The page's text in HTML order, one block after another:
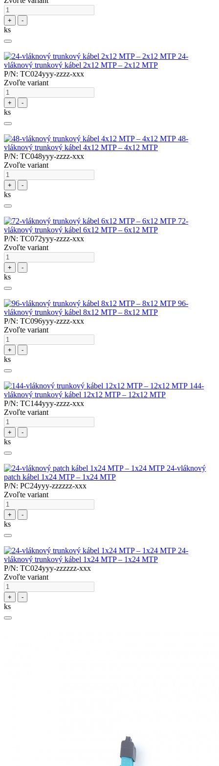
+ -
ks
24-
vláknový trunkový kábel 2x12 MTP – 2x12 MTP
P/N: TC024yyy-zzzz-xxx
Zvoľte variant
+ -
ks
48-
vláknový trunkový kábel 4x12 MTP – 4x12 MTP
P/N: TC048yyy-zzzz-xxx
Zvoľte variant
+ -
ks
72-
vláknový trunkový kábel 6x12 MTP – 6x12 MTP
P/N: TC072yyy-zzzz-xxx
Zvoľte variant
+ -
ks
96-
vláknový trunkový kábel 8x12 MTP – 8x12 MTP
P/N: TC096yyy-zzzz-xxx
Zvoľte variant
+ -
ks
144-
vláknový trunkový kábel 12x12 MTP – 12x12 MTP
P/N: TC144yyy-zzzz-xxx
Zvoľte variant
+ -
ks
24-vláknový
patch kábel 1x24 MTP – 1x24 MTP
P/N: PC24yyy-zzzzzz-xxx
Zvoľte variant
+ -
ks
24-
vláknový trunkový kábel 1x24 MTP – 1x24 MTP
P/N: TC024yyy-zzzzzz-xxx
Zvoľte variant
+ -
ks